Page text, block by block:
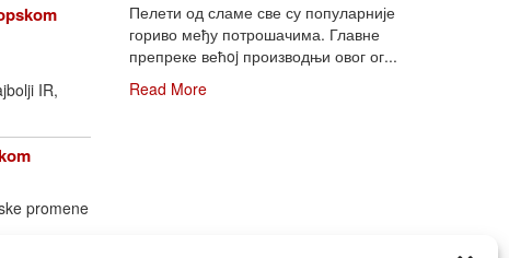
IR,
promene
Пелети од сламе све су популарније
гориво међу потрошачима. Главне
препреке већoj производњи овог ог...
Read More